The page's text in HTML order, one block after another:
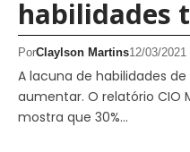
habilidades
PorClaylson Martins12/03/2021
A lacuna de habilidades
aumentar. O relatório CIO
mostra que 30%…